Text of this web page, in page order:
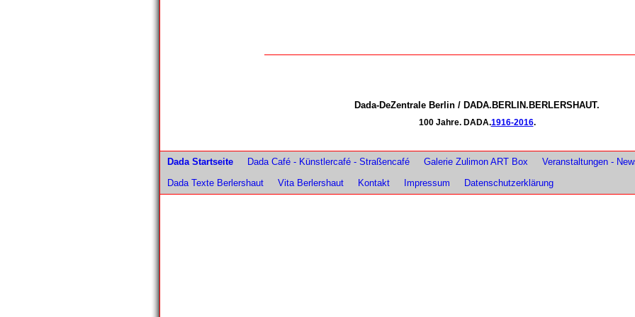
Dada-DeZentrale Berlin / DADA.BERLIN.BERLERSHAUT.
100 Jahre. DADA.1916-2016.
Dada Startseite Dada Café - Künstlercafé - Straßencafé Galerie Zulimon ART Box Veranstaltungen -
Dada Texte Berlershaut
Vita Berlershaut Kontakt Impressum Datenschutzerklärung